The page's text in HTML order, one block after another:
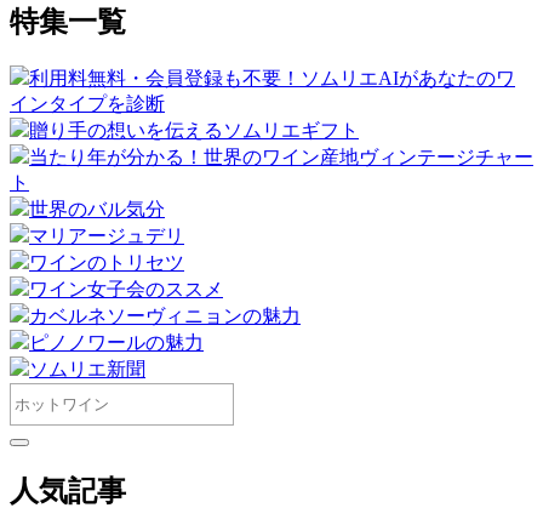
特集一覧
利用料無料・会員登録も不要！ソムリエAIがあなたのワ
インタイプを診断
贈り手の想いを伝えるソムリエギフト
当たり年が分かる！世界のワイン産地ヴィンテージチャー
ト
世界のバル気分
マリアージュデリ
ワインのトリセツ
ワイン女子会のススメ
カベルネソーヴィニョンの魅力
ピノノワールの魅力
ソムリエ新聞
人気記事